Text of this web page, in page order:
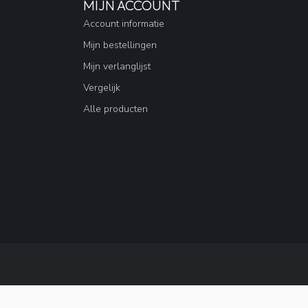
MIJN ACCOUNT
Account informatie
Mijn bestellingen
Mijn verlanglijst
Vergelijk
Alle producten